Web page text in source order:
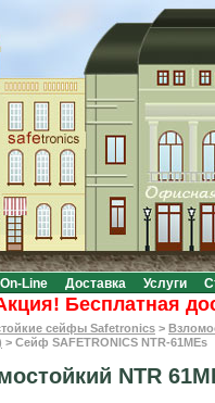
Line Доставка Услуги
Бесплатная
сейфы Safetronics >
> Сейф SAFETRONICS NTR-61MEs
NTR